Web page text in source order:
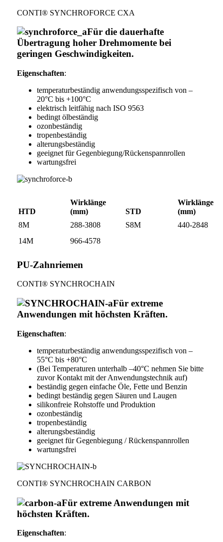
CONTI® SYNCHROFORCE CXA
Für die dauerhafte
Übertragung hoher Drehmomente bei
geringen Geschwindigkeiten.
Eigenschaften:
temperaturbeständig anwendungsspezifisch von –
20°C bis +100°C
elektrisch leitfähig nach ISO 9563
bedingt ölbeständig
ozonbeständig
tropenbeständig
alterungsbeständig
geeignet für Gegenbiegung/Rückenspannrollen
wartungsfrei
HTD
Wirklänge
(mm)
STD
Wirklänge
(mm)
8M
288-3808 S8M
440-2848
14M
966-4578
PU-Zahnriemen
CONTI® SYNCHROCHAIN
Für extreme
Anwendungen mit höchsten Kräften.
Eigenschaften:
temperaturbeständig anwendungsspezifisch von –
55°C bis +80°C
(Bei Temperaturen unterhalb –40°C nehmen Sie bitte
zuvor Kontakt mit der Anwendungstechnik auf)
beständig gegen einfache Öle, Fette und Benzin
bedingt beständig gegen Säuren und Laugen
silikonfreie Rohstoffe und Produktion
ozonbeständig
tropenbeständig
alterungsbeständig
geeignet für Gegenbiegung / Rückenspannrollen
wartungsfrei
CONTI® SYNCHROCHAIN CARBON
Für extreme Anwendungen mit
höchsten Kräften.
Eigenschaften: